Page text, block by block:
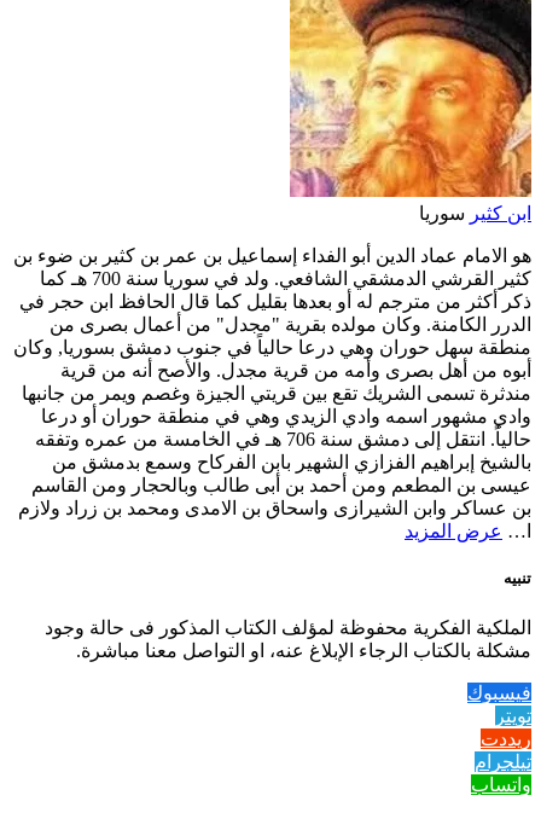
ابن كثير سوريا
هو الامام عماد الدين أبو الفداء إسماعيل بن عمر بن كثير بن ضوء بن
كثير القرشي الدمشقي الشافعي. ولد في سوريا سنة 700 هـ كما
ذكر أكثر من مترجم له أو بعدها بقليل كما قال الحافظ ابن حجر في
الدرر الكامنة. وكان مولده بقرية "مجدل" من أعمال بصرى من
منطقة سهل حوران وهي درعا حالياً في جنوب دمشق بسوريا, وكان
أبوه من أهل بصرى وأمه من قرية مجدل. والأصح أنه من قرية
مندثرة تسمى الشريك تقع بين قريتي الجيزة وغصم ويمر من جانبها
وادي مشهور اسمه وادي الزيدي وهي في منطقة حوران أو درعا
حالياً. انتقل إلى دمشق سنة 706 هـ في الخامسة من عمره وتفقه
بالشيخ إبراهيم الفزازي الشهير بابن الفركاح وسمع بدمشق من
عيسى بن المطعم ومن أحمد بن أبى طالب وبالحجار ومن القاسم
بن عساكر وابن الشيرازى واسحاق بن الامدى ومحمد بن زراد ولازم
ا… عرض المزيد
تنبيه
الملكية الفكرية محفوظة لمؤلف الكتاب المذكور فى حالة وجود
مشكلة بالكتاب الرجاء الإبلاغ عنه، او التواصل معنا مباشرة.
فيسبوك
تويتر
ريددت
تيلجرام
واتساب